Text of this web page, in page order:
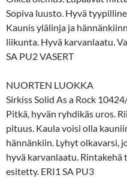
Sopiva luusto. Hyvä
Kaunis ylälinja ja
liikunta. Hyvä karvanlaatu.
SA PU2 VASERT
NUORTEN LUOKKA
Sirkiss Solid As a Rock
Pitkä, hyvän ryhdikäs uros.
pituus. Kaula voisi olla
hännänkiin. Lyhyt olkavarsi,
hyvä karvanlaatu. Rintakehä
esitetty. ERI1 SA PU3